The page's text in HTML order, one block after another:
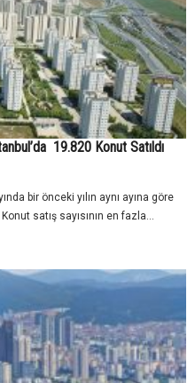
19.820 Konut Satıldı
bir önceki yılın aynı ayına göre
satış sayısının en fazla...